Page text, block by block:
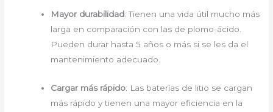
Mayor durabilidad: Tienen una vida útil mucho más
larga en comparación con las de plomo-ácido.
Pueden durar hasta 5 años o más si se les da el
mantenimiento adecuado.
Cargar más rápido: Las baterías de litio se cargan
más rápido y tienen una mayor eficiencia en la